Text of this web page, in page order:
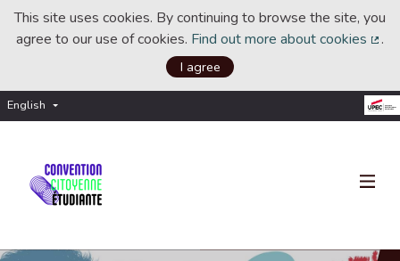
This site uses cookies. By continuing to browse the site, you
agree to our use of cookies. Find out more about cookies .
I agree
English Choisir la langue